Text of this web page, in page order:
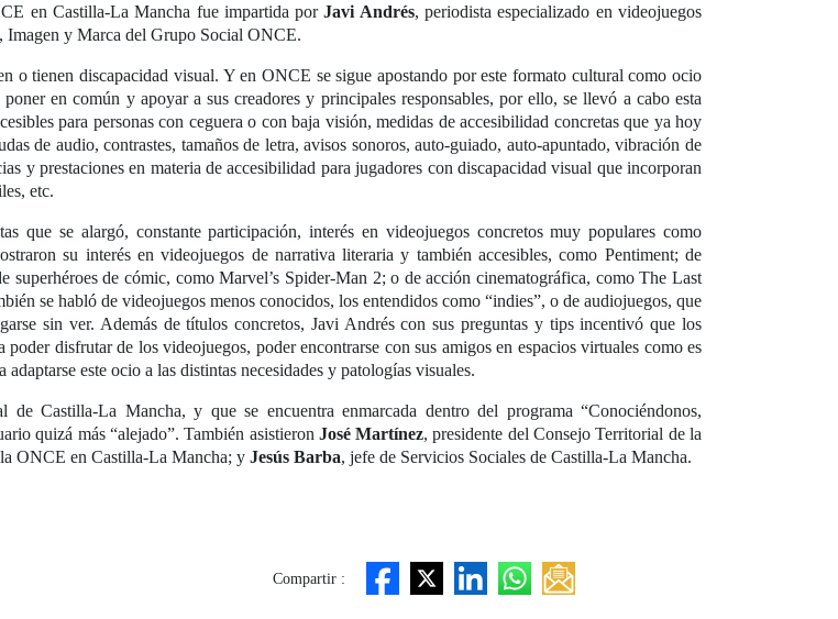
en Castilla-La Mancha fue impartida porJavi Andrés, periodista especializado en videojuegos
Imagen y Marca del Grupo Social ONCE.
o tienen discapacidad visual. Y en ONCE se sigue apostando por este formato cultural como ocio
en común y apoyar a sus creadores y principales responsables, por ello, se llevó a cabo esta
para personas con ceguera o con baja visión, medidas de accesibilidad concretas que ya hoy
de audio, contrastes, tamaños de letra, avisos sonoros, auto-guiado, auto-apuntado, vibración de
y prestaciones en materia de accesibilidad para jugadores con discapacidad visual que incorporan
etc.
que se alargó, constante participación, interés en videojuegos concretos muy populares como
su interés en videojuegos de narrativa literaria y también accesibles, como Pentiment; de
de cómic, como Marvel’s Spider-Man 2; o de acción cinematográfica, como The Last
se habló de videojuegos menos conocidos, los entendidos como “indies”, o de audiojuegos, que
sin ver. Además de títulos concretos, Javi Andrés con sus preguntas y tips incentivó que los
disfrutar de los videojuegos, poder encontrarse con sus amigos en espacios virtuales como es
este ocio a las distintas necesidades y patologías visuales.
de Castilla-La Mancha, y que se encuentra enmarcada dentro del programa “Conociéndonos,
quizá más “alejado”. También asistieron José Martínez, presidente del Consejo Territorial de la
ONCE en Castilla-La Mancha; y Jesús Barba, jefe de Servicios Sociales de Castilla-La Mancha.
Compartir :